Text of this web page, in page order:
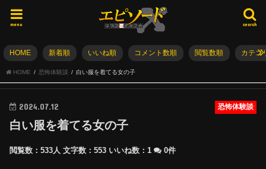
search
menu
HOME 新着順 いいね順 コメント数順 閲覧数順 カテゴ
HOME 恐怖体験談 白い服を着てる女の子
恐怖体験談
2024.07.12
白い服を着てる女の子
閲覧数：533人 文字数：553 いいね数： 1 0件